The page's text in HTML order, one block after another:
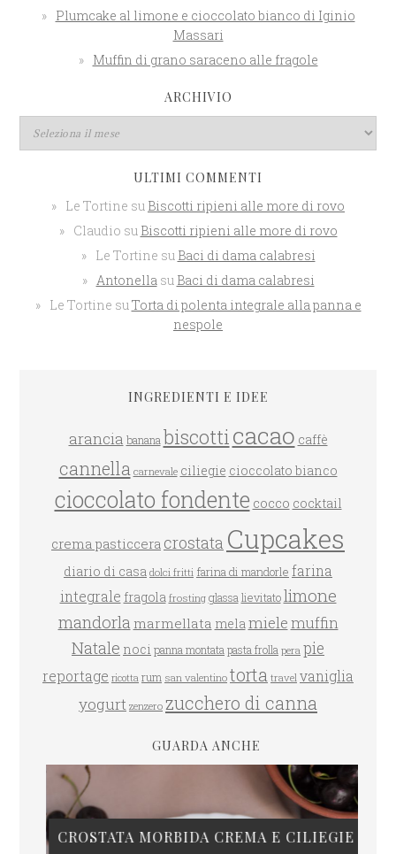
Plumcake al limone e cioccolato bianco di Iginio
Massari
Muffin di grano saraceno alle fragole
ARCHIVIO
ULTIMI COMMENTI
Le Tortine su Biscotti ripieni alle more di rovo
Claudio su Biscotti ripieni alle more di rovo
Le Tortine su Baci di dama calabresi
Antonellasu Baci di dama calabresi
Le Tortine suTorta di polenta integrale alla panna e
nespole
INGREDIENTI E IDEE
arancia banana biscotticacao caffè
cannella carnevale ciliegie cioccolato bianco
cioccolato fondente cocco cocktail
crema pasticcera crostata Cupcakes
diario di casa dolci fritti farina di mandorle farina
integrale fragola frosting glassa lievitato limone
mandorla marmellata melamielemuffin
Natale noci panna montata pasta frolla pera pie
reportage ricotta rum san valentino torta travel vaniglia
yogurt zenzero zucchero di canna
GUARDA ANCHE
CROSTATA MORBIDA CREMA E CILIEGIE